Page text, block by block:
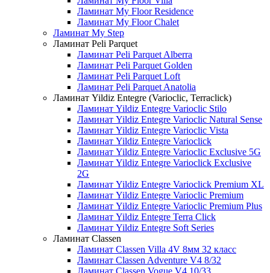
Ламинат My Floor Residence
Ламинат My Floor Chalet
Ламинат My Step
Ламинат Peli Parquet
Ламинат Peli Parquet Alberra
Ламинат Peli Parquet Golden
Ламинат Peli Parquet Loft
Ламинат Peli Parquet Anatolia
Ламинат Yildiz Entegre (Varioclic, Terraclick)
Ламинат Yildiz Entegre Varioclic Stilo
Ламинат Yildiz Entegre Varioclic Natural Sense
Ламинат Yildiz Entegre Varioclic Vista
Ламинат Yildiz Entegre Varioclick
Ламинат Yildiz Entegre Varioclic Exclusive 5G
Ламинат Yildiz Entegre Varioclick Exclusive
2G
Ламинат Yildiz Entegre Varioclick Premium XL
Ламинат Yildiz Entegre Varioclic Premium
Ламинат Yildiz Entegre Varioclic Premium Plus
Ламинат Yildiz Entegre Terra Click
Ламинат Yildiz Entegre Soft Series
Ламинат Classen
Ламинат Classen Villa 4V 8мм 32 класс
Ламинат Classen Adventure V4 8/32
Ламинат Classen Vogue V4 10/33